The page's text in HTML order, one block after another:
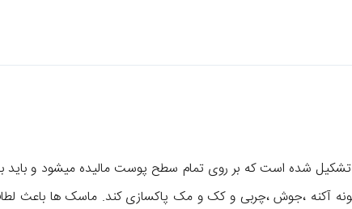
هرگونه آکنه ،جوش ،چربی و کک و مک پاکسازی کند. ماسک ها باعث